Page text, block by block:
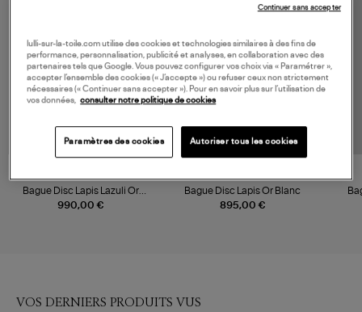
990,00 €
GINETTE NY
Bague Disc Lapis Lazuli Or
Rose
895,00 €
GINETTE NY
Bague Disc Lapis Or Blanc
VOS DERNIERS PRODUITS VUS
lulli-sur-la-toile.com utilise des cookies et technologies similaires à des fins de
performance, personnalisation, publicité et analyses, en collaboration avec des
partenaires tels que Google. Vous pouvez configurer vos choix via « Paramétrer »,
accepter l’ensemble des cookies (« J’accepte ») ou refuser ceux non strictement
nécessaires (« Continuer sans accepter »). Pour en savoir plus sur l’utilisation de
vos données, consulter notre politique de cookies
Paramètres des cookies Autoriser tous les cookies
Continuer sans accepter